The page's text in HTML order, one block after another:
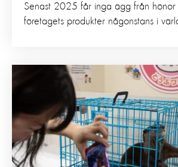
Senast 2025 får inga ägg från hönor
företagets produkter någonstans i